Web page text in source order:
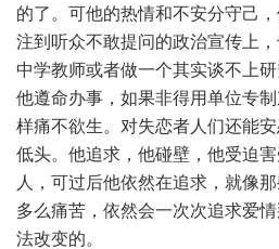
的了。可他的热情和不安分守己
注到听众不敢提问的政治宣传上
中学教师或者做一个其实谈不上
他遵命办事，如果非得用单位专
样痛不欲生。对失恋者人们还能
低头。他追求，他碰壁，他受迫
人，可过后他依然在追求，就像
多么痛苦，依然会一次次追求爱
法改变的。